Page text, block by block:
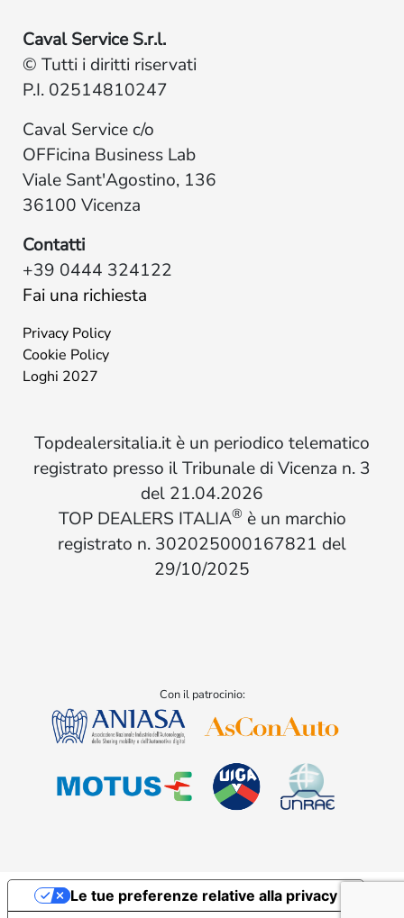
Caval Service S.r.l.
© Tutti i diritti riservati
P.I. 02514810247
Caval Service c/o
OFFicina Business Lab
Viale Sant'Agostino, 136
36100 Vicenza
Contatti
+39 0444 324122
Fai una richiesta
Privacy Policy
Cookie Policy
Loghi 2027
Topdealersitalia.it è un periodico telematico
registrato presso il Tribunale di Vicenza n. 3
del 21.04.2026
TOP DEALERS ITALIA® è un marchio
registrato n. 302025000167821 del
29/10/2025
Con il patrocinio:
Le tue preferenze relative alla privacy